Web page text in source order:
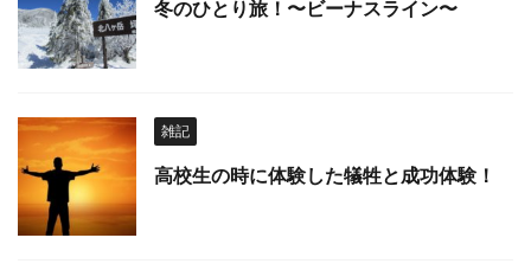
冬のひとり旅！〜ビーナスライン〜
雑記
高校生の時に体験した犠牲と成功体験！